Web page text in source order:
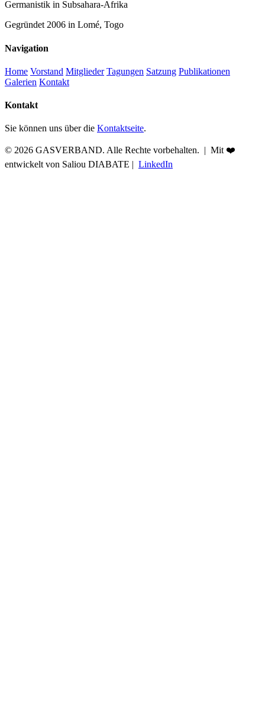
Germanistik in Subsahara-Afrika
Gegründet 2006 in Lomé, Togo
Navigation
Home Vorstand Mitglieder Tagungen Satzung Publikationen
Galerien Kontakt
Kontakt
Sie können uns über die Kontaktseite.
© 2026 GASVERBAND. Alle Rechte vorbehalten. | Mit ❤️
entwickelt von Saliou DIABATE | LinkedIn